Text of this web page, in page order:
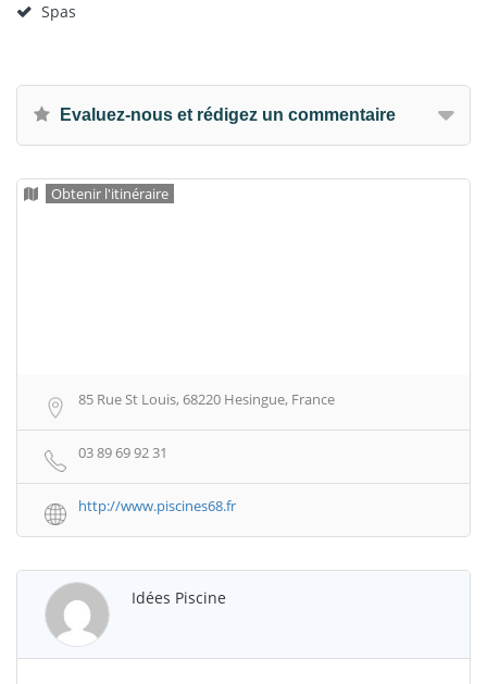
Spas
Evaluez-nous et rédigez un commentaire
Obtenir l'itinéraire
85 Rue St Louis, 68220 Hesingue, France
03 89 69 92 31
http://www.piscines68.fr
Idées Piscine